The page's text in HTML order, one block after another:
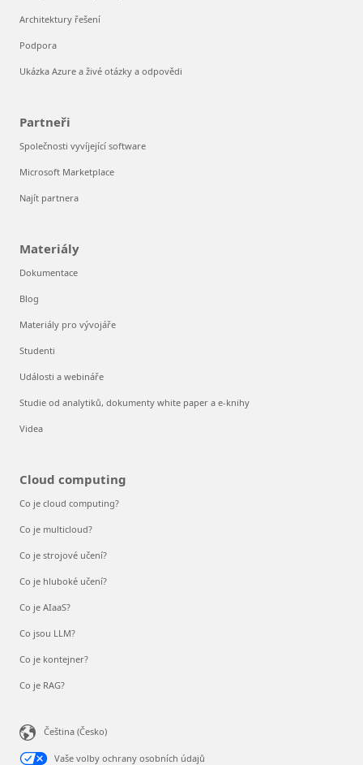
Architektury řešení
Podpora
Ukázka Azure a živé otázky a odpovědi
Partneři
Společnosti vyvíjející software
Microsoft Marketplace
Najít partnera
Materiály
Dokumentace
Blog
Materiály pro vývojáře
Studenti
Události a webináře
Studie od analytiků, dokumenty white paper a e-knihy
Videa
Cloud computing
Co je cloud computing?
Co je multicloud?
Co je strojové učení?
Co je hluboké učení?
Co je AIaaS?
Co jsou LLM?
Co je kontejner?
Co je RAG?
Čeština (Česko)
Vaše volby ochrany osobních údajů